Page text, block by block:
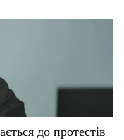
до протестів